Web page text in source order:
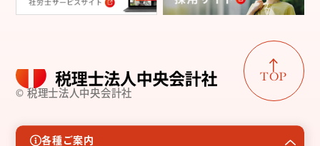
各種ご案内
© 税理士法人中央会計社
TOP